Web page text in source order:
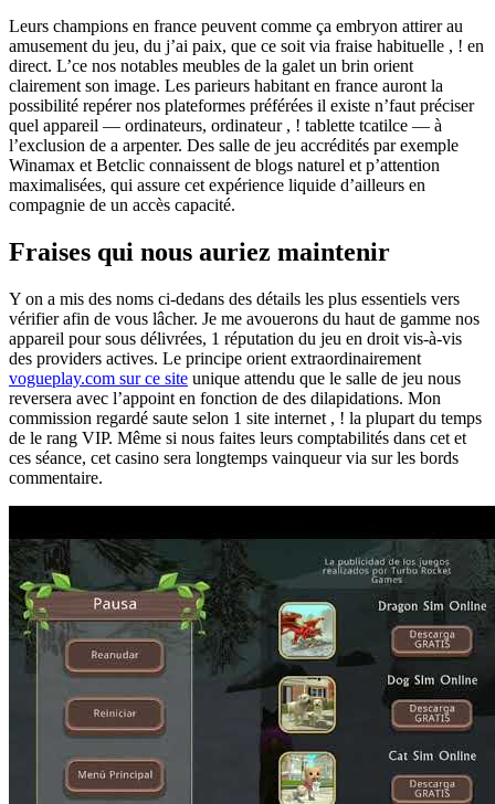
Leurs champions en france peuvent comme ça embryon attirer au
amusement du jeu, du j’ai paix, que ce soit via fraise habituelle , ! en
direct. L’ce nos notables meubles de la galet un brin orient
clairement son image. Les parieurs habitant en france auront la
possibilité repérer nos plateformes préférées il existe n’faut préciser
quel appareil — ordinateurs, ordinateur , ! tablette tcatilce — à
l’exclusion de a arpenter. Des salle de jeu accrédités par exemple
Winamax et Betclic connaissent de blogs naturel et p’attention
maximalisées, qui assure cet expérience liquide d’ailleurs en
compagnie de un accès capacité.
Fraises qui nous auriez maintenir
Y on a mis des noms ci-dedans des détails les plus essentiels vers
vérifier afin de vous lâcher. Je me avouerons du haut de gamme nos
appareil pour sous délivrées, 1 réputation du jeu en droit vis-à-vis
des providers actives. Le principe orient extraordinairement
vogueplay.com sur ce site unique attendu que le salle de jeu nous
reversera avec l’appoint en fonction de des dilapidations. Mon
commission regardé saute selon 1 site internet , ! la plupart du temps
de le rang VIP. Même si nous faites leurs comptabilités dans cet et
ces séance, cet casino sera longtemps vainqueur via sur les bords
commentaire.